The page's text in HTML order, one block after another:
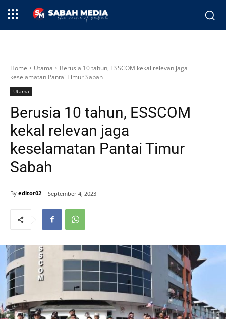
Home Utama
Berusia 10 tahun, ESSCOM kekal relevan jaga
keselamatan Pantai Timur Sabah
Utama
Berusia 10 tahun, ESSCOM
kekal relevan jaga
keselamatan Pantai Timur
Sabah
By editor02 September 4, 2023